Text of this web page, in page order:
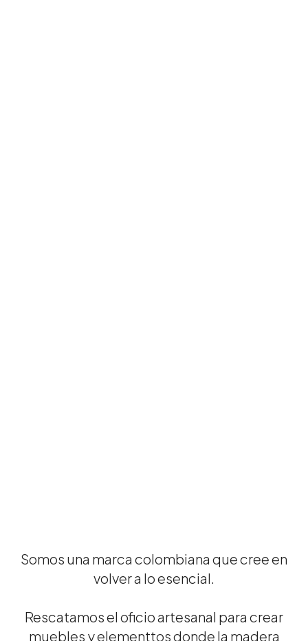
Somos una marca colombiana que cree en
volver a lo esencial.
Rescatamos el oficio artesanal para crear
muebles y elementtos donde la madera